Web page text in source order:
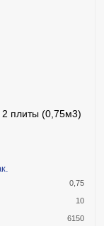
2 плиты (0,75м3)
0,75
10
6150